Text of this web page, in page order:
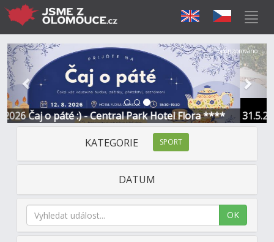
:) - Central Park Hotel Flora **** 31.5.2027 Jak
Předchozí Další
Sponzorováno
KATEGORIE SPORT
DATUM
OK